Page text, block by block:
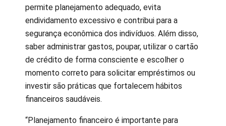
permite planejamento adequado, evita
endividamento excessivo e contribui para a
segurança econômica dos indivíduos. Além disso,
saber administrar gastos, poupar, utilizar o cartão
de crédito de forma consciente e escolher o
momento correto para solicitar empréstimos ou
investir são práticas que fortalecem hábitos
financeiros saudáveis.
“Planejamento financeiro é importante para